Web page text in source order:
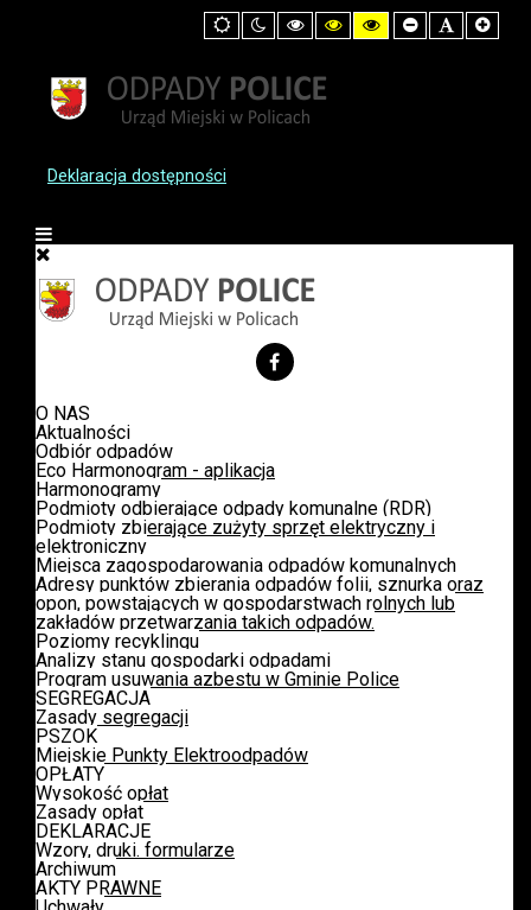
Default
mode
Night
mode
High
Contrast
White
mode
High
Contrast
High
Contrast
Set
Smaller
Set
Default
Set
Deklaracja dostępności
O NAS
Aktualności
Odbiór odpadów
Eco Harmonogram - aplikacja
Harmonogramy
Podmioty odbierające odpady komunalne (RDR)
Podmioty zbierające zużyty sprzęt elektryczny i
elektroniczny
Miejsca zagospodarowania odpadów komunalnych
Adresy punktów zbierania odpadów folii, sznurka oraz
opon, powstających w gospodarstwach rolnych lub
zakładów przetwarzania takich odpadów.
Poziomy recyklingu
Analizy stanu gospodarki odpadami
Program usuwania azbestu w Gminie Police
SEGREGACJA
Zasady segregacji
PSZOK
Miejskie Punkty Elektroodpadów
OPŁATY
Wysokość opłat
Zasady opłat
DEKLARACJE
Wzory, druki. formularze
Archiwum
AKTY PRAWNE